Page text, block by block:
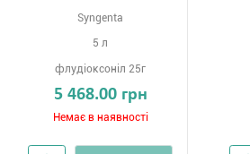
Syngenta
5 л
флудіоксоніл 25г
5 468.00 грн
Немає в наявності